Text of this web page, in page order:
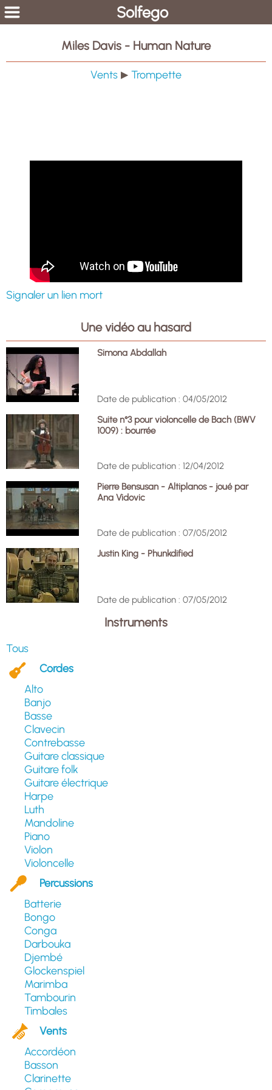
Solfego
Instruments
Tous
Cordes
Alto
Banjo
Basse
Clavecin
Contrebasse
Guitare classique
Guitare folk
Guitare électrique
Harpe
Luth
Mandoline
Piano
Violon
Violoncelle
Percussions
Batterie
Bongo
Conga
Darbouka
Djembé
Glockenspiel
Marimba
Tambourin
Timbales
Vents
Accordéon
Basson
Clarinette
Miles Davis - Human Nature
Vents ▶ Trompette
Signaler un lien mort
Une vidéo au hasard
Simona Abdallah
Date de publication : 04/05/2012
Suite n°3 pour violoncelle de Bach (BWV
1009) : bourrée
Date de publication : 12/04/2012
Pierre Bensusan - Altiplanos - joué par
Ana Vidovic
Date de publication : 07/05/2012
Justin King - Phunkdified
Date de publication : 07/05/2012